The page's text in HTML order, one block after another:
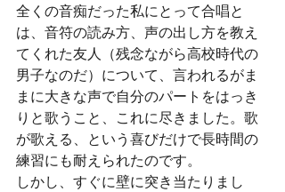
全くの音痴だった私にとって合唱と
は、音符の読み方、声の出し方を教え
てくれた友人（残念ながら高校時代の
男子なのだ）について、言われるがま
まに大きな声で自分のパートをはっき
りと歌うこと、これに尽きました。歌
が歌える、という喜びだけで長時間の
練習にも耐えられたのです。
しかし、すぐに壁に突き当たりまし